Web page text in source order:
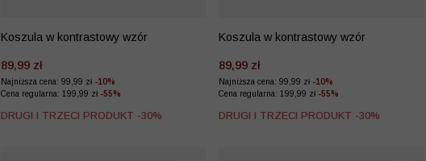
Koszula w kontrastowy wzór
89,99 zł
Najniższa cena: 99,99 zł -10%
Cena regularna: 199,99 zł -55%
DRUGI I TRZECI PRODUKT -30%
Koszula w kontrastowy wzór
89,99 zł
Najniższa cena: 99,99 zł -10%
Cena regularna: 199,99 zł -55%
DRUGI I TRZECI PRODUKT -30%